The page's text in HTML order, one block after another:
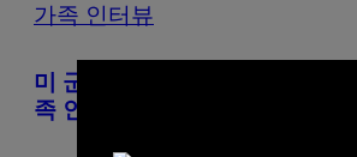
미 군용기에서 추락사한 아프가
족 인터뷰